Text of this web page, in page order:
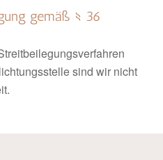
gemäß § 36
sind wir nicht